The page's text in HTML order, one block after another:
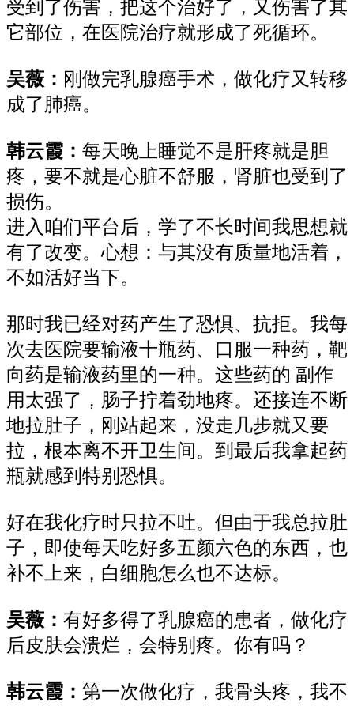
受到 了伤害，把这个治好了 ， 又伤害了其
它部位 ，在医院治疗就形成了死循环。
吴薇： 刚 做完乳腺癌手术 ，做化疗又转移
成了肺癌。
韩云霞： 每天晚上睡觉不是肝疼就是胆
疼， 要不就是心脏不舒服， 肾脏也受到 了
损伤。
进入咱们平台后，学了不长时间我思想就
有了改变。心想：与其没有质量地活着，
不如活好当下。
那时我已经对药产生了恐惧、抗拒。我每
次去医院要输液十瓶药、口服一种药 ， 靶
向药是输液药里的一种。 这些药的 副作
用太强了，肠子拧着劲地疼。还接连不断
地拉肚子， 刚 站起来，没走几步就又要
拉 ，根本离不开卫生间 。 到 最后我拿起药
瓶就感到 特别恐惧。
好在我化疗时只拉不吐。但由于我总拉肚
子，即使每天吃好多五颜六色的东西，也
补不上来，白细胞怎么也不达标。
吴薇： 有好多得了乳腺癌的患者 ，做化疗
后皮肤会溃烂，会特别疼。你有吗？
韩云霞： 第一次做化疗， 我骨头疼，我不